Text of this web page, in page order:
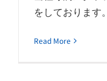
をしております。
Read More